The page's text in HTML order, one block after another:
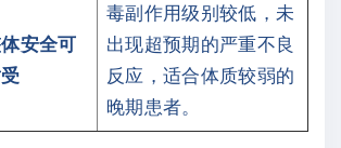
安全可
毒副作用级别较低，未
出现超预期的严重不良
反应，适合体质较弱的
晚期患者。